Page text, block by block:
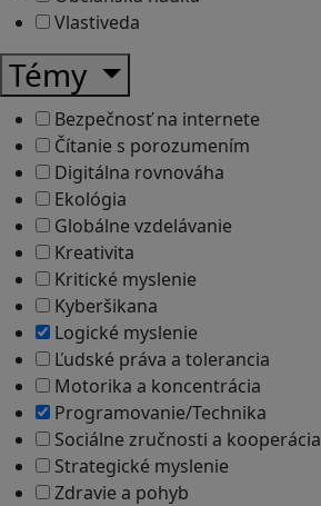
Vlastiveda
Témy
Bezpečnosť na internete
Čítanie s porozumením
Digitálna rovnováha
Ekológia
Globálne vzdelávanie
Kreativita
Kritické myslenie
Kyberšikana
Logické myslenie
Ľudské práva a tolerancia
Motorika a koncentrácia
Programovanie/Technika
Sociálne zručnosti a kooperácia
Strategické myslenie
Zdravie a pohyb